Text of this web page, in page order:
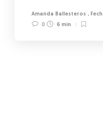
Amanda Ballesteros ,
0
6 min